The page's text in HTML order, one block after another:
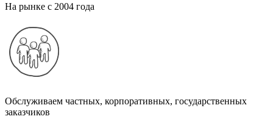
На рынке с 2004 года
Обслуживаем частных, корпоративных, государственных
заказчиков